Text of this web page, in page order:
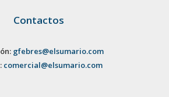
Contactos
gfebres@elsumario.com
comercial@elsumario.com